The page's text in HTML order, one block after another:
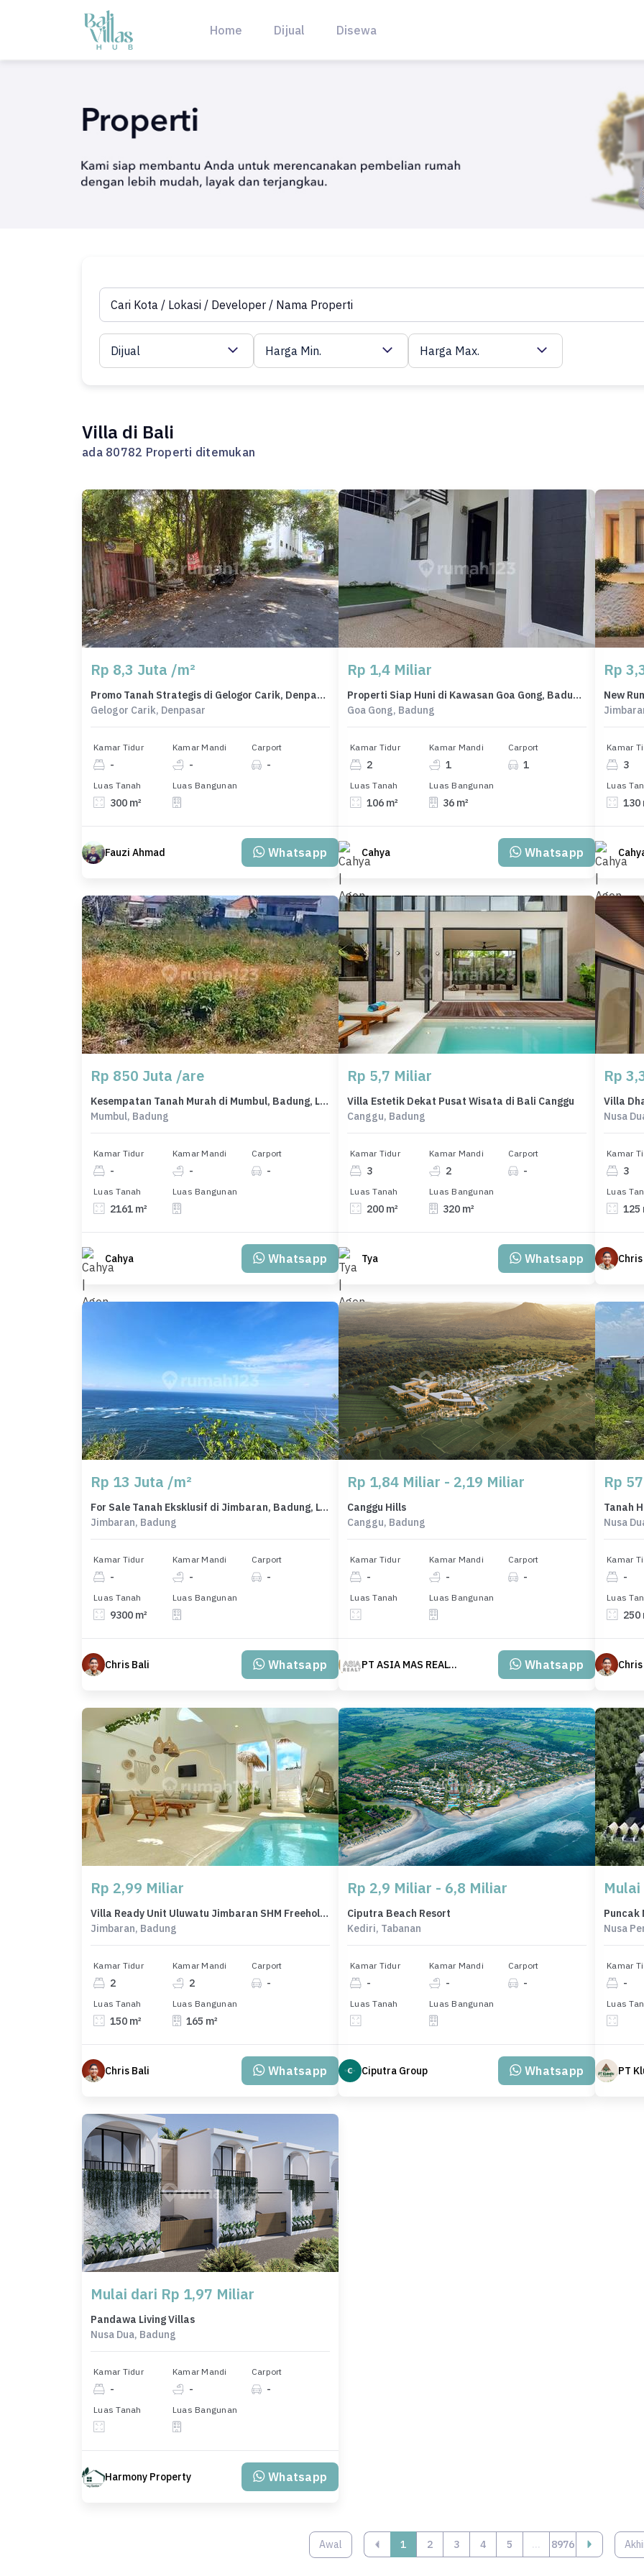
Home Dijual Disewa
Dijual Harga Min. Harga Max.
Villa di Bali
ada 80782 Properti ditemukan
Rp 8,3 Juta /m²
Promo Tanah Strategis di Gelogor Carik, Denpasar, Harga 2,49 Miliar
Gelogor Carik, Denpasar
Kamar Tidur
-
Kamar Mandi
-
Carport
-
Luas Tanah
300 m²
Luas Bangunan
Fauzi Ahmad Whatsapp
Rp 1,4 Miliar
Properti Siap Huni di Kawasan Goa Gong, Badung, LT 106m²
Goa Gong, Badung
Kamar Tidur
2
Kamar Mandi
1
Carport
1
Luas Tanah
106 m²
Luas Bangunan
36 m²
Cahya Whatsapp
Rp
Kamar
3
Luas
130
Rp 850 Juta /are
Kesempatan Tanah Murah di Mumbul, Badung, Luas 2161m²
Mumbul, Badung
Kamar Tidur
-
Kamar Mandi
-
Carport
-
Luas Tanah
2161 m²
Luas Bangunan
Cahya Whatsapp
Rp 5,7 Miliar
Villa Estetik Dekat Pusat Wisata di Bali Canggu
Canggu, Badung
Kamar Tidur
3
Kamar Mandi
2
Carport
-
Luas Tanah
200 m²
Luas Bangunan
320 m²
Tya Whatsapp
Rp
Villa
Nusa
Kamar
3
Luas
125
Rp 13 Juta /m²
For Sale Tanah Eksklusif di Jimbaran, Badung, LT 9300m²
Jimbaran, Badung
Kamar Tidur
-
Kamar Mandi
-
Carport
-
Luas Tanah
9300 m²
Luas Bangunan
Chris Bali Whatsapp
Rp 1,84 Miliar - 2,19 Miliar
Canggu Hills
Canggu, Badung
Kamar Tidur
-
Kamar Mandi
-
Carport
-
Luas Tanah Luas Bangunan
PT ASIA MAS REALTY Whatsapp
Rp
Nusa
Kamar
-
Luas
250
Rp 2,99 Miliar
Villa Ready Unit Uluwatu Jimbaran SHM Freehold Leasehold
Jimbaran, Badung
Kamar Tidur
2
Kamar Mandi
2
Carport
-
Luas Tanah
150 m²
Luas Bangunan
165 m²
Chris Bali Whatsapp
Rp 2,9 Miliar - 6,8 Miliar
Ciputra Beach Resort
Kediri, Tabanan
Kamar Tidur
-
Kamar Mandi
-
Carport
-
Luas Tanah Luas Bangunan
Ciputra Group Whatsapp
Puncak
Nusa
Kamar
-
Luas
Mulai dari Rp 1,97 Miliar
Pandawa Living Villas
Nusa Dua, Badung
Kamar Tidur
-
Kamar Mandi
-
Carport
-
Luas Tanah Luas Bangunan
Harmony Property Whatsapp
Awal ‹ 1 2 3 4 5 ... 8976